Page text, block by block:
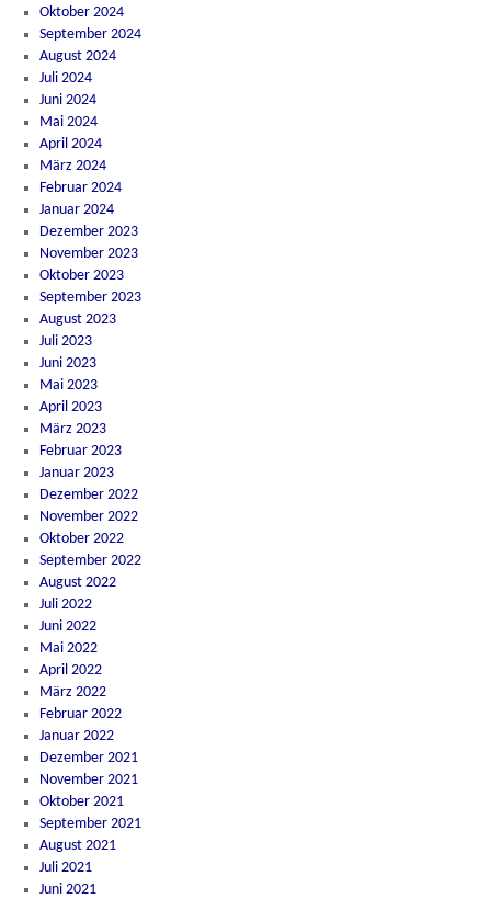
Oktober 2024
September 2024
August 2024
Juli 2024
Juni 2024
Mai 2024
April 2024
März 2024
Februar 2024
Januar 2024
Dezember 2023
November 2023
Oktober 2023
September 2023
August 2023
Juli 2023
Juni 2023
Mai 2023
April 2023
März 2023
Februar 2023
Januar 2023
Dezember 2022
November 2022
Oktober 2022
September 2022
August 2022
Juli 2022
Juni 2022
Mai 2022
April 2022
März 2022
Februar 2022
Januar 2022
Dezember 2021
November 2021
Oktober 2021
September 2021
August 2021
Juli 2021
Juni 2021